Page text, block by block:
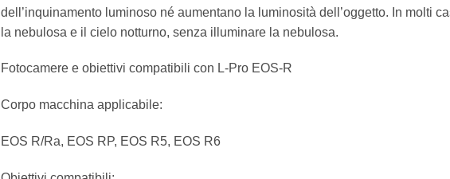
dell’inquinamento luminoso né aumentano la luminosità dell’oggetto. In molti
la nebulosa e il cielo notturno, senza illuminare la nebulosa.
Fotocamere e obiettivi compatibili con L-Pro EOS-R
Corpo macchina applicabile:
EOS R/Ra, EOS RP, EOS R5, EOS R6